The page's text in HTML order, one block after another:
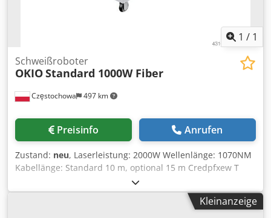
1 / 1
Częstochowa 497 km
Schweißroboter
OKIOStandard 1000W Fiber
Preisinfo Anrufen
Zustand: neu, Laserleistung: 2000W Wellenlänge: 1070NM
Kabellänge: Standard 10 m, optional 15 m Credpfxew T
Rhde Andof Betriebsmodus: kontinuierlich / moduliert
Schweißgeschwindigkeitsbereich: 0~120 mm/s
Kleinanzeige